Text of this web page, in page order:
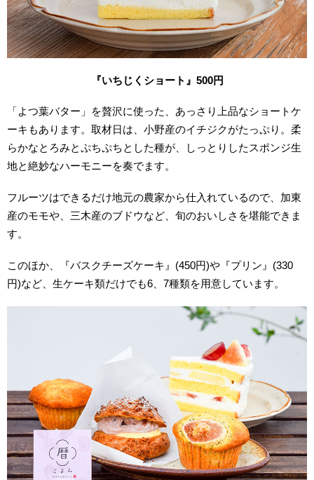
『いちじくショート』500円
「よつ葉バター」を贅沢に使った、あっさり上品なショートケ
ーキもあります。取材日は、小野産のイチジクがたっぷり。柔
らかなとろみとぷちぷちとした種が、しっとりしたスポンジ生
地と絶妙なハーモニーを奏でます。
フルーツはできるだけ地元の農家から仕入れているので、加東
産のモモや、三木産のブドウなど、旬のおいしさを堪能できま
す。
このほか、『バスクチーズケーキ』(450円)や『プリン』(330
円)など、生ケーキ類だけでも6、7種類を用意しています。